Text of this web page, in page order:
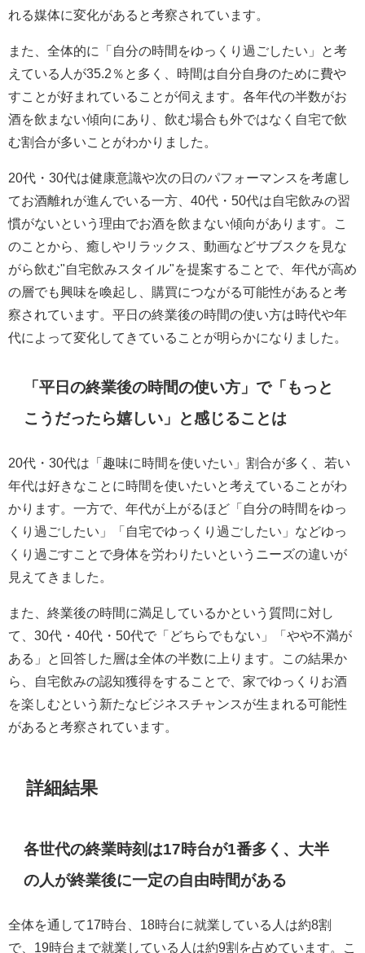
れる媒体に変化があると考察されています。
また、全体的に「自分の時間をゆっくり過ごしたい」と考
えている人が35.2％と多く、時間は自分自身のために費や
すことが好まれていることが伺えます。各年代の半数がお
酒を飲まない傾向にあり、飲む場合も外ではなく自宅で飲
む割合が多いことがわかりました。
20代・30代は健康意識や次の日のパフォーマンスを考慮し
てお酒離れが進んでいる一方、40代・50代は自宅飲みの習
慣がないという理由でお酒を飲まない傾向があります。こ
のことから、癒しやリラックス、動画などサブスクを見な
がら飲む"自宅飲みスタイル"を提案することで、年代が高め
の層でも興味を喚起し、購買につながる可能性があると考
察されています。平日の終業後の時間の使い方は時代や年
代によって変化してきていることが明らかになりました。
「平日の終業後の時間の使い方」で「もっと
こうだったら嬉しい」と感じることは
20代・30代は「趣味に時間を使いたい」割合が多く、若い
年代は好きなことに時間を使いたいと考えていることがわ
かります。一方で、年代が上がるほど「自分の時間をゆっ
くり過ごしたい」「自宅でゆっくり過ごしたい」などゆっ
くり過ごすことで身体を労わりたいというニーズの違いが
見えてきました。
また、終業後の時間に満足しているかという質問に対し
て、30代・40代・50代で「どちらでもない」「やや不満が
ある」と回答した層は全体の半数に上ります。この結果か
ら、自宅飲みの認知獲得をすることで、家でゆっくりお酒
を楽しむという新たなビジネスチャンスが生まれる可能性
があると考察されています。
詳細結果
各世代の終業時刻は17時台が1番多く、大半
の人が終業後に一定の自由時間がある
全体を通して17時台、18時台に就業している人は約8割
で、19時台まで就業している人は約9割を占めています。こ